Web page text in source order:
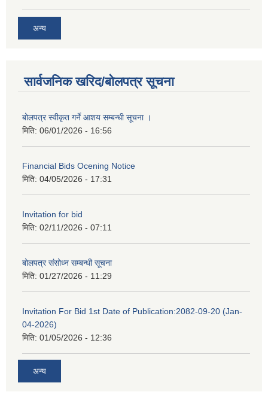
अन्य
सार्वजनिक खरिद/बोलपत्र सूचना
बोलपत्र स्वीकृत गर्ने आशय सम्बन्धी सूचना ।
मिति: 06/01/2026 - 16:56
Financial Bids Ocening Notice
मिति: 04/05/2026 - 17:31
Invitation for bid
मिति: 02/11/2026 - 07:11
बोलपत्र संसोध्न सम्बन्धी सूचना
मिति: 01/27/2026 - 11:29
Invitation For Bid 1st Date of Publication:2082-09-20 (Jan-
04-2026)
मिति: 01/05/2026 - 12:36
अन्य